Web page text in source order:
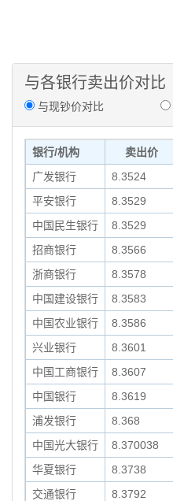
与各银行卖出价对比
与现钞价对比
银行/机构 卖出价
广发银行
8.3524
平安银行
8.3529
中国民生银行
8.3529
招商银行
8.3566
浙商银行
8.3578
中国建设银行
8.3583
中国农业银行
8.3586
兴业银行
8.3601
中国工商银行
8.3607
中国银行
8.3619
浦发银行
8.368
中国光大银行
8.370038
华夏银行
8.3738
交通银行
8.3792